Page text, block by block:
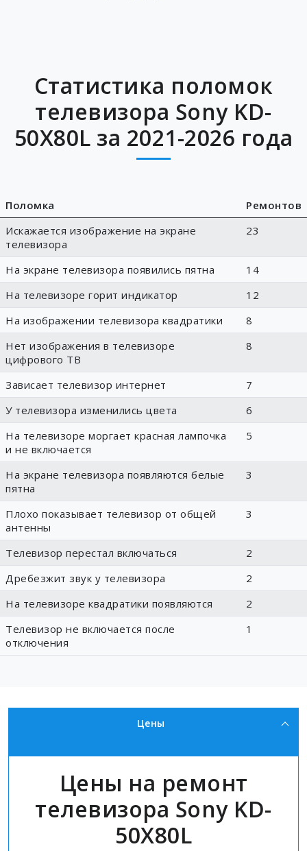
Статистика поломок
телевизора Sony KD-
50X80L за 2021-2026 года
Поломка
Ремонтов
Искажается изображение на экране
телевизора
23
На экране телевизора появились пятна
14
На телевизоре горит индикатор
12
На изображении телевизора квадратики
8
Нет изображения в телевизоре
цифрового ТВ
8
Зависает телевизор интернет
7
У телевизора изменились цвета
6
На телевизоре моргает красная лампочка
и не включается
5
На экране телевизора появляются белые
пятна
3
Плохо показывает телевизор от общей
антенны
3
Телевизор перестал включаться
2
Дребезжит звук у телевизора
2
На телевизоре квадратики появляются
2
Телевизор не включается после
отключения
1
Цены
Цены на ремонт
телевизора Sony KD-
50X80L